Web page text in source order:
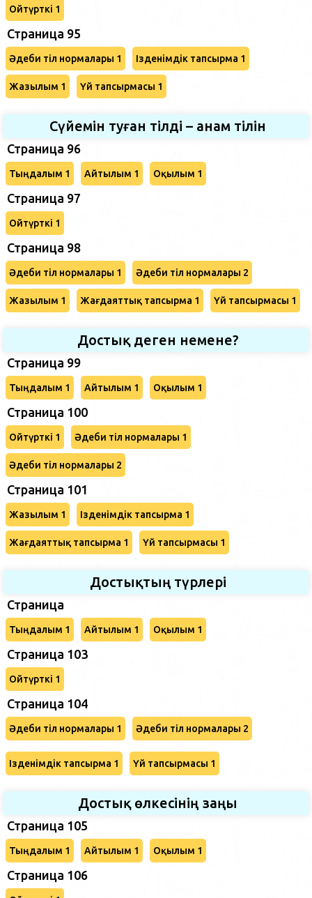
Ойтүрткі 1
Страница 95
Әдеби тіл нормалары 1 Ізденімдік тапсырма 1
Жазылым 1 Үй тапсырмасы 1
Сүйемін туған тілді – анам тілін
Страница 96
Тыңдалым 1 Айтылым 1 Оқылым 1
Страница 97
Ойтүрткі 1
Страница 98
Әдеби тіл нормалары 1 Әдеби тіл нормалары 2
Жазылым 1 Жағдаяттық тапсырма 1 Үй тапсырмасы 1
Достық деген немене?
Страница 99
Тыңдалым 1 Айтылым 1 Оқылым 1
Страница 100
Ойтүрткі 1 Әдеби тіл нормалары 1
Әдеби тіл нормалары 2
Страница 101
Жазылым 1 Ізденімдік тапсырма 1
Жағдаяттық тапсырма 1 Үй тапсырмасы 1
Достықтың түрлері
Страница
Тыңдалым 1 Айтылым 1 Оқылым 1
Страница 103
Ойтүрткі 1
Страница 104
Әдеби тіл нормалары 1 Әдеби тіл нормалары 2
Ізденімдік тапсырма 1 Үй тапсырмасы 1
Достық өлкесінің заңы
Страница 105
Тыңдалым 1 Айтылым 1 Оқылым 1
Страница 106